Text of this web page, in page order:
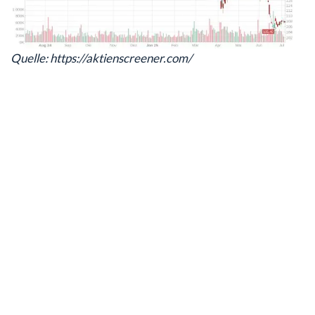
Quelle: https://aktienscreener.com/